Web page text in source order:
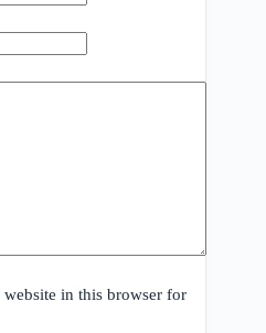
website in this browser for